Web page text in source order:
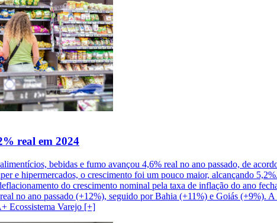
real em 2024
bebidas e fumo avançou 4,6% real no ano passado, de
e hipermercados, o crescimento foi um pouco maior, alcançando
do crescimento nominal pela taxa de inflação do ano
no ano passado (+12%), seguido por Bahia (+11%) e Goiás (+9%).
Ecossistema Varejo [+]